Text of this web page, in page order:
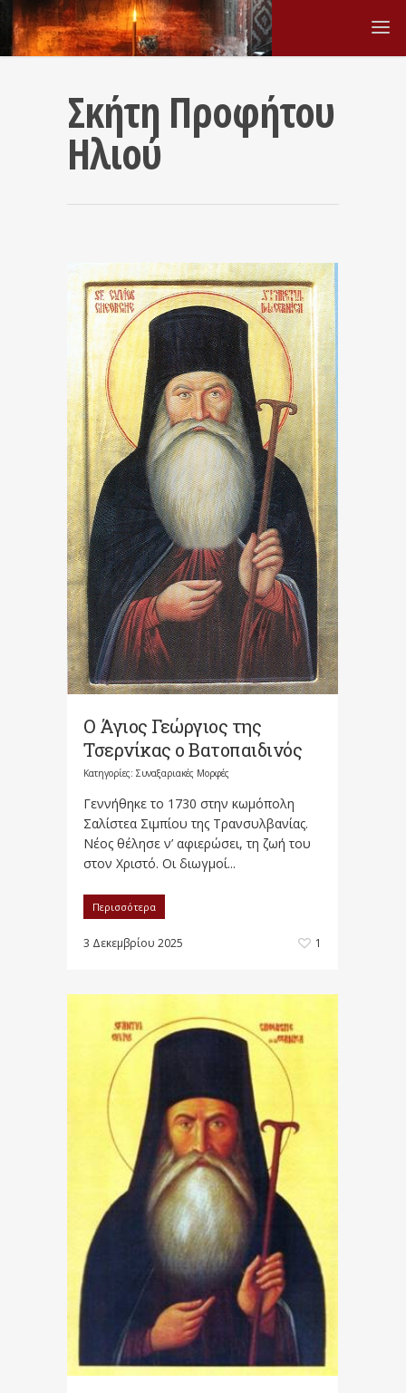
Σκήτη Προφήτου
Ηλιού
Ο Άγιος Γεώργιος της
Τσερνίκας ο Βατοπαιδινός
Κατηγορίες: Συναξαριακές Μορφές
Γεννήθηκε το 1730 στην κωμόπολη
Σαλίστεα Σιμπίου της Τρανσυλβανίας.
Νέος θέλησε ν’ αφιερώσει, τη ζωή του
στον Χριστό. Οι διωγμοί...
Περισσότερα
3 Δεκεμβρίου 2025 1